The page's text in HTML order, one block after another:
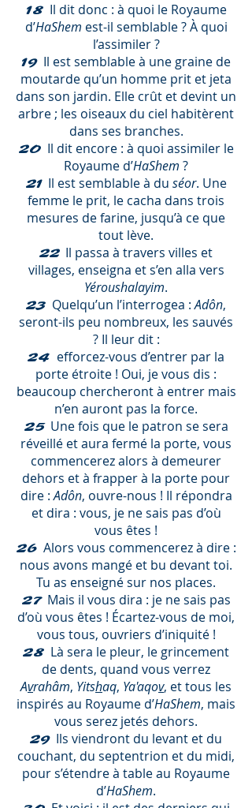
18 Il dit donc : à quoi le Royaume
d’HaShem est-il semblable ? À quoi
l’assimiler ?
19 Il est semblable à une graine de
moutarde qu’un homme prit et jeta
dans son jardin. Elle crût et devint un
arbre ; les oiseaux du ciel habitèrent
dans ses branches.
20 Il dit encore : à quoi assimiler le
Royaume d’HaShem ?
21 Il est semblable à du séor. Une
femme le prit, le cacha dans trois
mesures de farine, jusqu’à ce que
tout lève.
22 Il passa à travers villes et
villages, enseigna et s’en alla vers
Yéroushalayim.
23 Quelqu’un l’interrogea :Adôn,
seront-ils peu nombreux, les sauvés
? Il leur dit :
24 efforcez-vous d’entrer par la
porte étroite ! Oui, je vous dis :
beaucoup chercheront à entrer mais
n’en auront pas la force.
25 Une fois que le patron se sera
réveillé et aura fermé la porte, vous
commencerez alors à demeurer
dehors et à frapper à la porte pour
dire :Adôn, ouvre-nous ! Il répondra
et dira : vous, je ne sais pas d’où
vous êtes !
26 Alors vous commencerez à dire :
nous avons mangé et bu devant toi.
Tu as enseigné sur nos places.
27 Mais il vous dira : je ne sais pas
d’où vous êtes ! Écartez-vous de moi,
vous tous, ouvriers d’iniquité !
28 Là sera le pleur, le grincement
de dents, quand vous verrez
Avrahâm, Yitshaq, Ya'aqov, et tous les
inspirés au Royaume d’HaShem, mais
vous serez jetés dehors.
29 Ils viendront du levant et du
couchant, du septentrion et du midi,
pour s’étendre à table au Royaume
d’HaShem.